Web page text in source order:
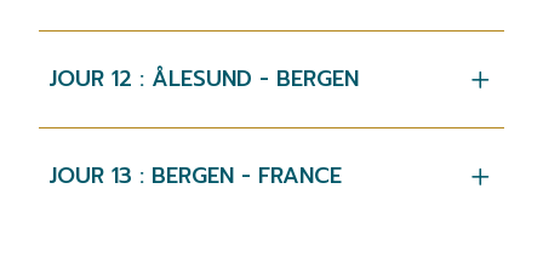
JOUR 12 : ÅLESUND - BERGEN
JOUR 13 : BERGEN - FRANCE